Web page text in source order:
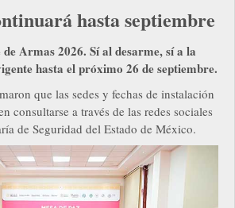
hasta septiembre
Armas 2026. Sí al desarme, sí a la
hasta el próximo 26 de septiembre.
que las sedes y fechas de instalación
consultarse a través de las redes sociales
de Seguridad del Estado de México.